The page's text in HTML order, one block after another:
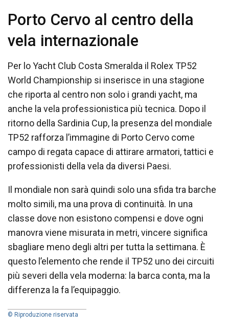
Porto Cervo al centro della
vela internazionale
Per lo Yacht Club Costa Smeralda il Rolex TP52
World Championship si inserisce in una stagione
che riporta al centro non solo i grandi yacht, ma
anche la vela professionistica più tecnica. Dopo il
ritorno della Sardinia Cup, la presenza del mondiale
TP52 rafforza l’immagine di Porto Cervo come
campo di regata capace di attirare armatori, tattici e
professionisti della vela da diversi Paesi.
Il mondiale non sarà quindi solo una sfida tra barche
molto simili, ma una prova di continuità. In una
classe dove non esistono compensi e dove ogni
manovra viene misurata in metri, vincere significa
sbagliare meno degli altri per tutta la settimana. È
questo l’elemento che rende il TP52 uno dei circuiti
più severi della vela moderna: la barca conta, ma la
differenza la fa l’equipaggio.
© Riproduzione riservata